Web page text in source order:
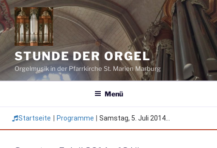
Zum
Inhalt
springen
STUNDE DER ORGEL
Orgelmusik in der Pfarrkirche St. Marien Marburg
Menü
Startseite Programme Samstag, 5. Juli 2014...